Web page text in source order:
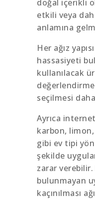
doğal içerikli
etkili veya
anlamına
Her ağız
hassasiyeti
kullanılacak
seçilmesi
Ayrıca
karbon,
gibi ev tipi
şekilde
zarar verebilir.
bulunmayan
kaçınılması